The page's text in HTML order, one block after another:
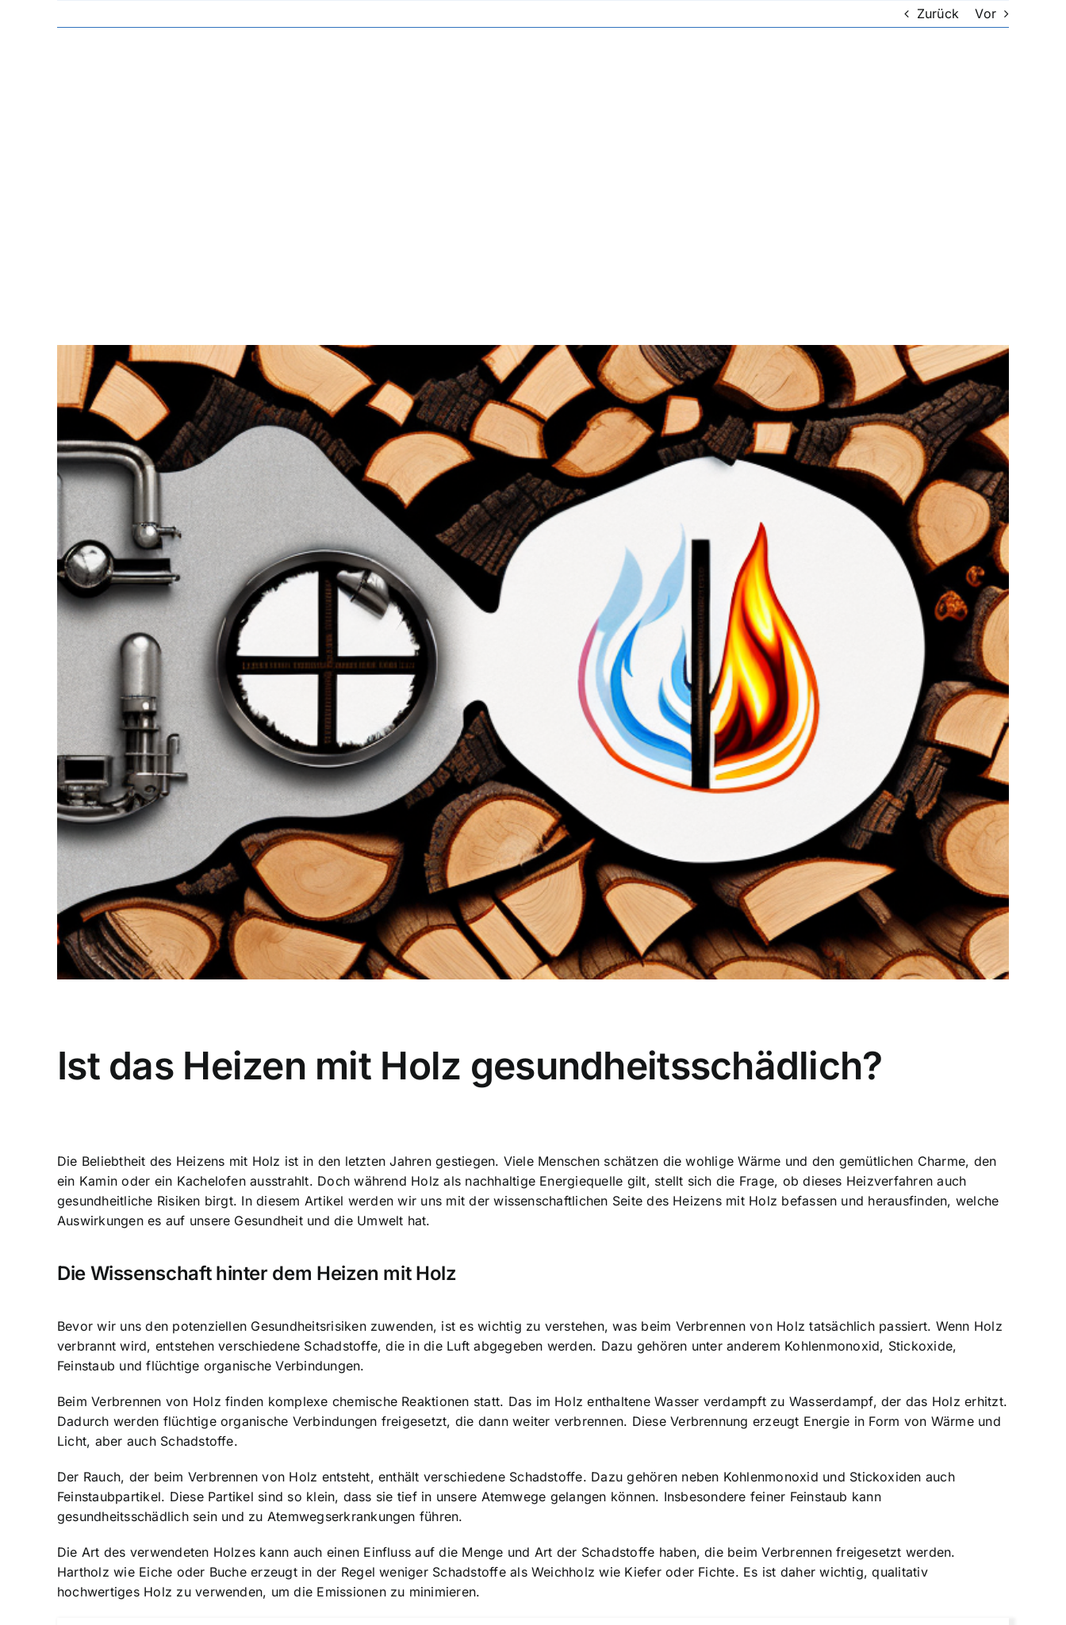
Zurück Vor
Zeige
grösseres
Bild
Ist das Heizen mit Holz gesundheitsschädlich?
Die Beliebtheit des Heizens mit Holz ist in den letzten Jahren gestiegen. Viele Menschen schätzen die wohlige Wärme und den gemütlichen Charme, den
ein Kamin oder ein Kachelofen ausstrahlt. Doch während Holz als nachhaltige Energiequelle gilt, stellt sich die Frage, ob dieses Heizverfahren auch
gesundheitliche Risiken birgt. In diesem Artikel werden wir uns mit der wissenschaftlichen Seite des Heizens mit Holz befassen und herausfinden, welche
Auswirkungen es auf unsere Gesundheit und die Umwelt hat.
Die Wissenschaft hinter dem Heizen mit Holz
Bevor wir uns den potenziellen Gesundheitsrisiken zuwenden, ist es wichtig zu verstehen, was beim Verbrennen von Holz tatsächlich passiert. Wenn Holz
verbrannt wird, entstehen verschiedene Schadstoffe, die in die Luft abgegeben werden. Dazu gehören unter anderem Kohlenmonoxid, Stickoxide,
Feinstaub und flüchtige organische Verbindungen.
Beim Verbrennen von Holz finden komplexe chemische Reaktionen statt. Das im Holz enthaltene Wasser verdampft zu Wasserdampf, der das Holz erhitzt.
Dadurch werden flüchtige organische Verbindungen freigesetzt, die dann weiter verbrennen. Diese Verbrennung erzeugt Energie in Form von Wärme und
Licht, aber auch Schadstoffe.
Der Rauch, der beim Verbrennen von Holz entsteht, enthält verschiedene Schadstoffe. Dazu gehören neben Kohlenmonoxid und Stickoxiden auch
Feinstaubpartikel. Diese Partikel sind so klein, dass sie tief in unsere Atemwege gelangen können. Insbesondere feiner Feinstaub kann
gesundheitsschädlich sein und zu Atemwegserkrankungen führen.
Die Art des verwendeten Holzes kann auch einen Einfluss auf die Menge und Art der Schadstoffe haben, die beim Verbrennen freigesetzt werden.
Hartholz wie Eiche oder Buche erzeugt in der Regel weniger Schadstoffe als Weichholz wie Kiefer oder Fichte. Es ist daher wichtig, qualitativ
hochwertiges Holz zu verwenden, um die Emissionen zu minimieren.